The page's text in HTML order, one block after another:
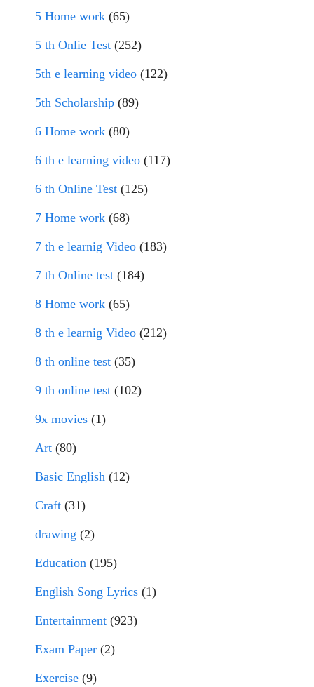
5 Home work (65)
5 th Onlie Test (252)
5th e learning video (122)
5th Scholarship (89)
6 Home work (80)
6 th e learning video (117)
6 th Online Test (125)
7 Home work (68)
7 th e learnig Video (183)
7 th Online test (184)
8 Home work (65)
8 th e learnig Video (212)
8 th online test (35)
9 th online test (102)
9x movies (1)
Art (80)
Basic English (12)
Craft (31)
drawing (2)
Education (195)
English Song Lyrics (1)
Entertainment (923)
Exam Paper (2)
Exercise (9)